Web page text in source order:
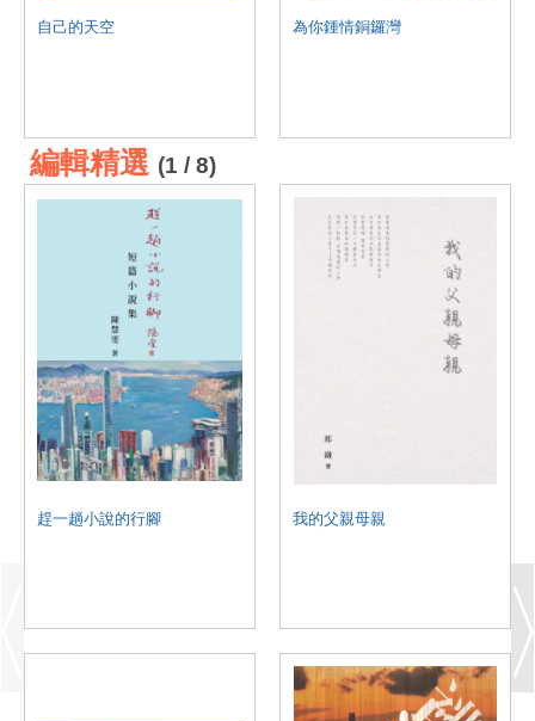
自己的天空 為你鍾情銅鑼灣
編輯精選 (1 / 8)
趕一趟小說的行腳 我的父親母親